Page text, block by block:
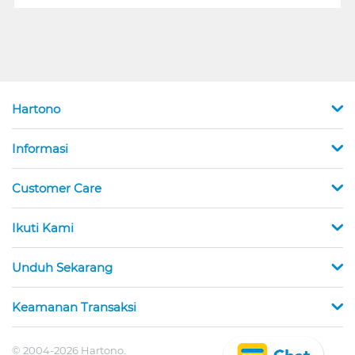
Hartono
Informasi
Customer Care
Ikuti Kami
Unduh Sekarang
Keamanan Transaksi
© 2004-2026 Hartono.